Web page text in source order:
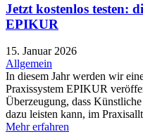
Jetzt kostenlos testen:
EPIKUR
15. Januar 2026
Allgemein
In diesem Jahr werden wir
Praxissystem EPIKUR
Überzeugung, dass
dazu leisten kann, im
Mehr erfahren